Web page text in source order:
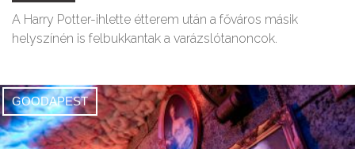
A Harry Potter-ihlette étterem után a főváros másik
helyszínén is felbukkantak a varázslótanoncok.
GOODAPEST